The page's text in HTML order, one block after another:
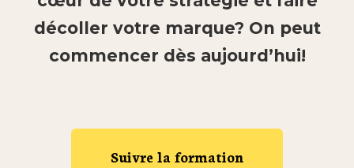
décoller votre marque? On peut
commencer dès aujourd’hui!
Suivre la formation